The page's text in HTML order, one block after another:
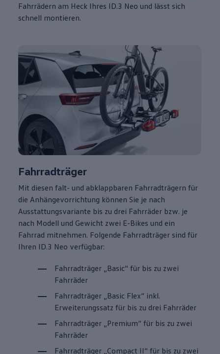
Fahrrädern am Heck Ihres ID.3 Neo und lässt sich
schnell montieren.
Fahrradträger
Mit diesen falt- und abklappbaren Fahrradträgern für
die Anhängevorrichtung können Sie je nach
Ausstattungsvariante bis zu drei Fahrräder bzw. je
nach Modell und Gewicht zwei E-Bikes und ein
Fahrrad mitnehmen. Folgende Fahrradträger sind für
Ihren ID.3 Neo verfügbar:
Fahrradträger „Basic“ für bis zu zwei
Fahrräder
Fahrradträger „Basic Flex“ inkl.
Erweiterungssatz für bis zu drei Fahrräder
Fahrradträger „Premium“ für bis zu zwei
Fahrräder
Fahrradträger „Compact II“ für bis zu zwei